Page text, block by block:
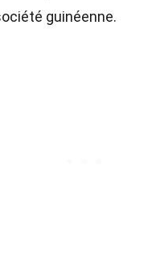
guinéenne.